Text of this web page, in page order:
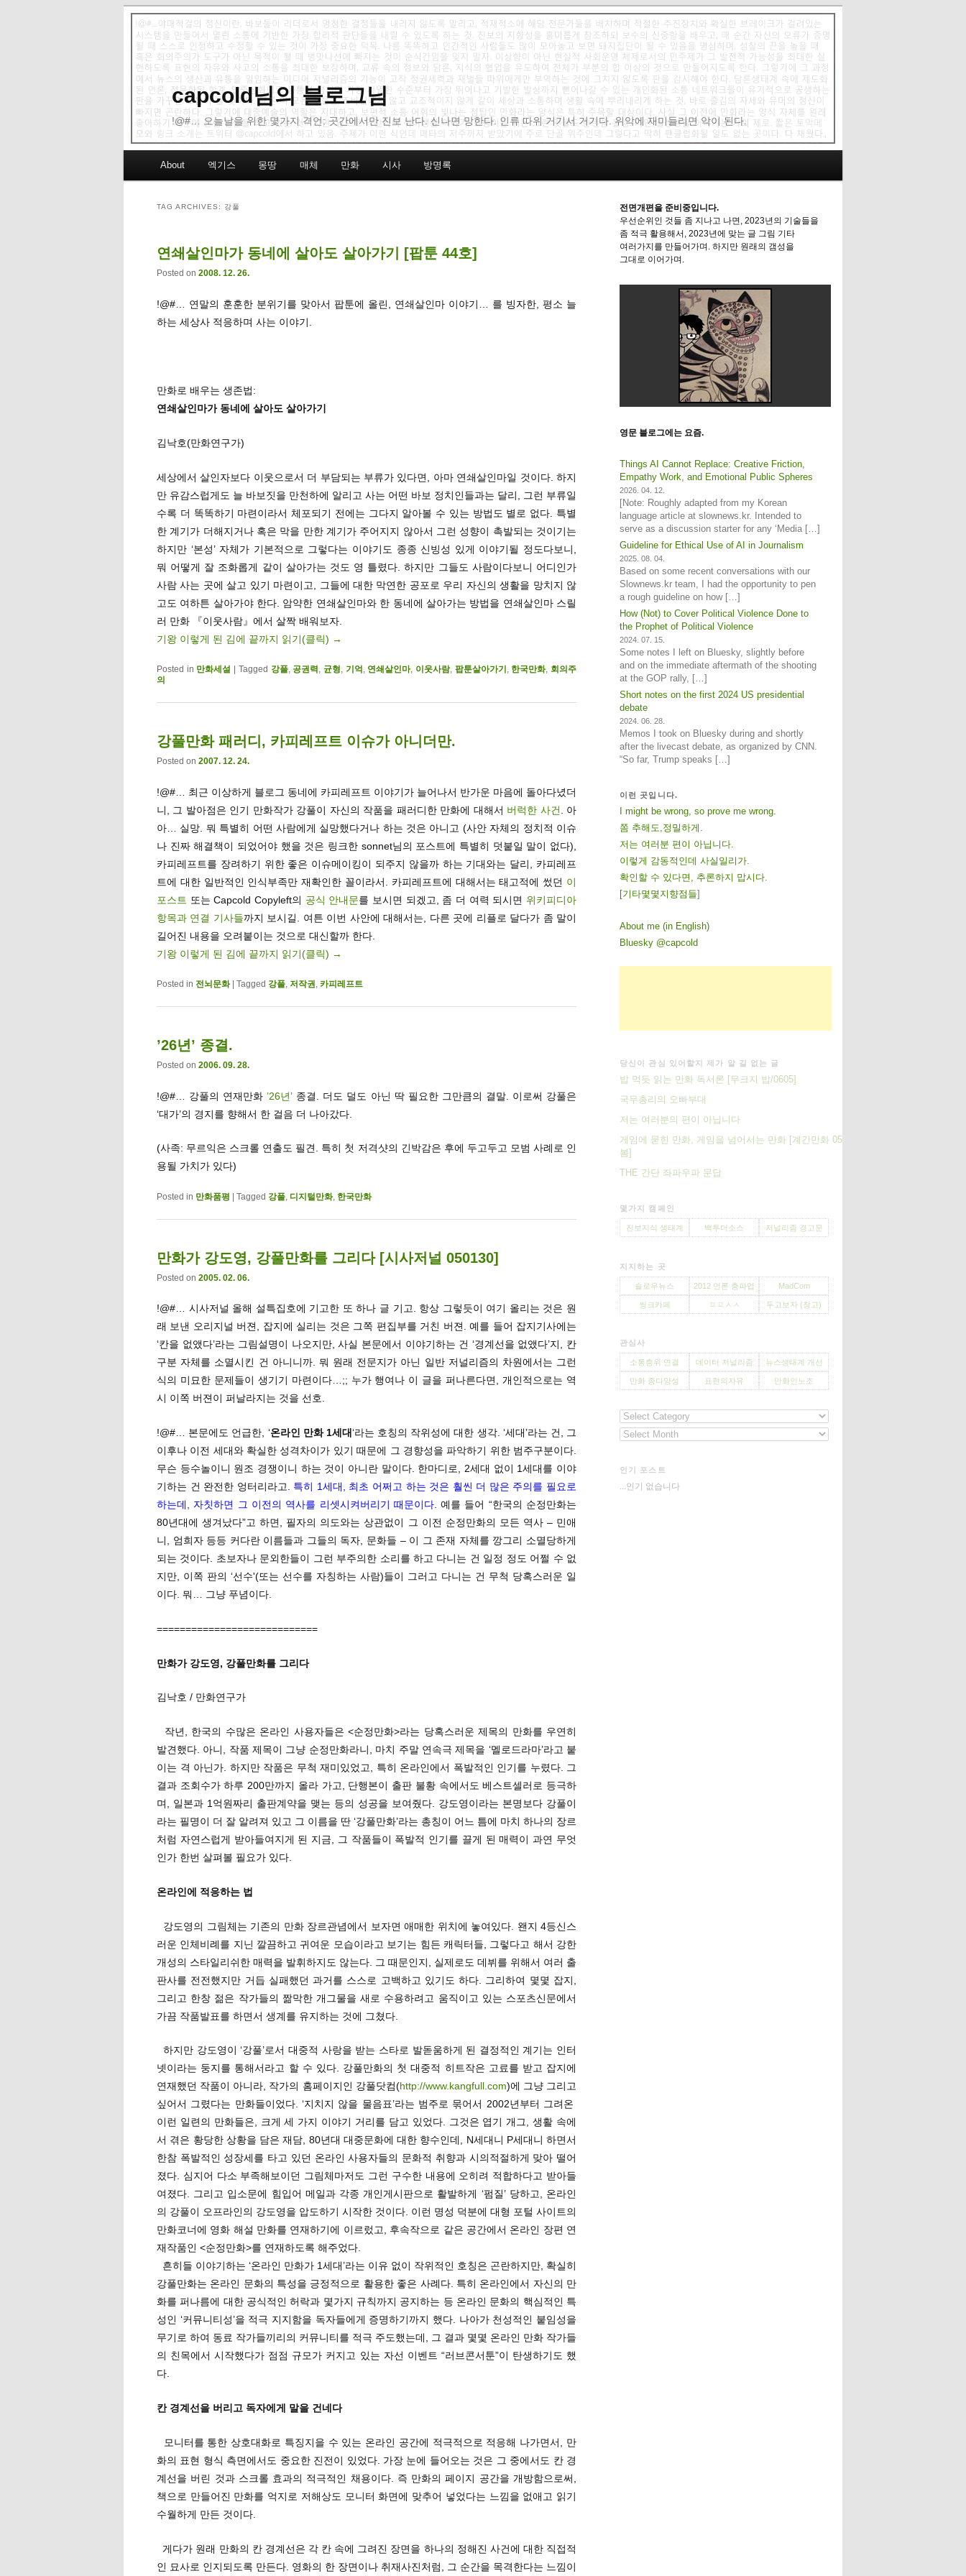
capcold님의 블로그님
!@#… 오늘날을 위한 몇가지 격언: 곳간에서만 진보 난다. 신나면 망한다. 인류 따위 거기서 거기다. 위악에 재미들리면 악이 된다.
Skip to primary content
Skip to secondary content
About 엑기스 몽땅 매체 만화 시사 방명록
TAG ARCHIVES: 강풀
연쇄살인마가 동네에 살아도 살아가기 [팝툰 44호]
Posted on 2008. 12. 26.
!@#… 연말의 훈훈한 분위기를 맞아서 팝툰에 올린, 연쇄살인마 이야기… 를 빙자한, 평소 늘
하는 세상사 적응하며 사는 이야기.
만화로 배우는 생존법:
연쇄살인마가 동네에 살아도 살아가기
김낙호(만화연구가)
세상에서 살인자보다 이웃으로서 더 부담되는 부류가 있다면, 아마 연쇄살인마일 것이다. 하지
만 유감스럽게도 늘 바보짓을 만천하에 알리고 사는 어떤 바보 정치인들과는 달리, 그런 부류일
수록 더 똑똑하기 마련이라서 체포되기 전에는 그다지 알아볼 수 있는 방법도 별로 없다. 특별
한 계기가 더해지거나 혹은 막을 만한 계기가 주어지지 않아서 그런 성향이 촉발되는 것이기는
하지만 ‘본성’ 자체가 기본적으로 그렇다는 이야기도 종종 신빙성 있게 이야기될 정도다보니,
뭐 어떻게 잘 조화롭게 같이 살아가는 것도 영 틀렸다. 하지만 그들도 사람이다보니 어디인가
사람 사는 곳에 살고 있기 마련이고, 그들에 대한 막연한 공포로 우리 자신의 생활을 망치지 않
고도 여하튼 살아가야 한다. 암약한 연쇄살인마와 한 동네에 살아가는 방법을 연쇄살인마 스릴
러 만화 『이웃사람』에서 살짝 배워보자.
기왕 이렇게 된 김에 끝까지 읽기(클릭) →
Posted in 만화세설 Tagged 강풀, 공권력 , 균형, 기억 , 연쇄살인마, 이웃사람, 팝툰살아가기 , 한국만화, 회의주
의
강풀만화 패러디, 카피레프트 이슈가 아니더만.
Posted on 2007. 12. 24.
!@#… 최근 이상하게 블로그 동네에 카피레프트 이야기가 늘어나서 반가운 마음에 돌아다녔더
니, 그 발아점은 인기 만화작가 강풀이 자신의 작품을 패러디한 만화에 대해서 버럭한 사건 . 아
아… 실망. 뭐 특별히 어떤 사람에게 실망했다거나 하는 것은 아니고 (사안 자체의 정치적 이슈
나 진짜 해결책이 되었어야 했을 것은 링크한 sonnet님의 포스트에 특별히 덧붙일 말이 없다),
카피레프트를 장려하기 위한 좋은 이슈메이킹이 되주지 않을까 하는 기대와는 달리, 카피레프
트에 대한 일반적인 인식부족만 재확인한 꼴이라서. 카피레프트에 대해서는 태고적에 썼던 이
포스트 또는 Capcold Copyleft의 공식 안내문를 보시면 되겠고, 좀 더 여력 되시면 위키피디아
항목과 연결 기사들까지 보시길. 여튼 이번 사안에 대해서는, 다른 곳에 리플로 달다가 좀 말이
길어진 내용을 오려붙이는 것으로 대신할까 한다.
기왕 이렇게 된 김에 끝까지 읽기(클릭) →
Posted in 전뇌문화 Tagged 강풀, 저작권, 카피레프트
’26년’ 종결.
Posted on 2006. 09. 28.
!@#… 강풀의 연재만화’26년’ 종결. 더도 덜도 아닌 딱 필요한 그만큼의 결말. 이로써 강풀은
‘대가’의 경지를 향해서 한 걸음 더 나아갔다.
(사족: 무르익은 스크롤 연출도 필견. 특히 첫 저격샷의 긴박감은 후에 두고두고 모범 사례로 인
용될 가치가 있다)
Posted in 만화품평 Tagged 강풀, 디지털만화, 한국만화
만화가 강도영, 강풀만화를 그리다 [시사저널 050130]
Posted on 2005. 02. 06.
!@#… 시사저널 올해 설특집호에 기고한 또 하나 글 기고. 항상 그렇듯이 여기 올리는 것은 원
래 보낸 오리지널 버젼, 잡지에 실리는 것은 그쪽 편집부를 거친 버젼. 예를 들어 잡지기사에는
‘칸을 없앴다’라는 그림설명이 나오지만, 사실 본문에서 이야기하는 건 ‘경계선을 없앴다’지, 칸
구분 자체를 소멸시킨 건 아니니까. 뭐 원래 전문지가 아닌 일반 저널리즘의 차원에서는 그런
식의 미묘한 문제들이 생기기 마련이다…;; 누가 행여나 이 글을 퍼나른다면, 개인적으로는 역
시 이쪽 버젼이 퍼날라지는 것을 선호.
!@#… 본문에도 언급한, ‘온라인 만화 1세대‘라는 호칭의 작위성에 대한 생각. ‘세대’라는 건, 그
이후나 이전 세대와 확실한 성격차이가 있기 때문에 그 경향성을 파악하기 위한 범주구분이다.
무슨 등수놀이니 원조 경쟁이니 하는 것이 아니란 말이다. 한마디로, 2세대 없이 1세대를 이야
기하는 건 완전한 엉터리라고. 특히 1세대, 최초 어쩌고 하는 것은 훨씬 더 많은 주의를 필요로
하는데, 자칫하면 그 이전의 역사를 리셋시켜버리기 때문이다. 예를 들어 “한국의 순정만화는
80년대에 생겨났다”고 하면, 필자의 의도와는 상관없이 그 이전 순정만화의 모든 역사 – 민애
니, 엄희자 등등 커다란 이름들과 그들의 독자, 문화들 – 이 그 존재 자체를 깡그리 소멸당하게
되는 것이다. 초보자나 문외한들이 그런 부주의한 소리를 하고 다니는 건 일정 정도 어쩔 수 없
지만, 이쪽 판의 ‘선수'(또는 선수를 자칭하는 사람)들이 그러고 다니는 건 무척 당혹스러운 일
이다. 뭐… 그냥 푸념이다.
============================
만화가 강도영, 강풀만화를 그리다
김낙호 / 만화연구가
작년, 한국의 수많은 온라인 사용자들은 <순정만화>라는 당혹스러운 제목의 만화를 우연히
발견했다. 아니, 작품 제목이 그냥 순정만화라니, 마치 주말 연속극 제목을 ‘멜로드라마’라고 붙
이는 격 아닌가. 하지만 작품은 무척 재미있었고, 특히 온라인에서 폭발적인 인기를 누렸다. 그
결과 조회수가 하루 200만까지 올라 가고, 단행본이 출판 불황 속에서도 베스트셀러로 등극하
며, 일본과 1억원짜리 출판계약을 맺는 등의 성공을 보여줬다. 강도영이라는 본명보다 강풀이
라는 필명이 더 잘 알려져 있고 그 이름을 딴 ‘강풀만화’라는 총칭이 어느 틈에 마치 하나의 장르
처럼 자연스럽게 받아들여지게 된 지금, 그 작품들이 폭발적 인기를 끌게 된 매력이 과연 무엇
인가 한번 살펴볼 필요가 있다.
온라인에 적응하는 법
강도영의 그림체는 기존의 만화 장르관념에서 보자면 애매한 위치에 놓여있다. 왠지 4등신스
러운 인체비례를 지닌 깔끔하고 귀여운 모습이라고 보기는 힘든 캐릭터들, 그렇다고 해서 강한
개성의 스타일리쉬한 매력을 발휘하지도 않는다. 그 때문인지, 실제로도 데뷔를 위해서 여러 출
판사를 전전했지만 거듭 실패했던 과거를 스스로 고백하고 있기도 하다. 그리하여 몇몇 잡지,
그리고 한창 젊은 작가들의 짦막한 개그물을 새로 수용하려고 움직이고 있는 스포츠신문에서
가끔 작품발표를 하면서 생계를 유지하는 것에 그쳤다.
하지만 강도영이 ‘강풀’로서 대중적 사랑을 받는 스타로 발돋움하게 된 결정적인 계기는 인터
넷이라는 둥지를 통해서라고 할 수 있다. 강풀만화의 첫 대중적 히트작은 고료를 받고 잡지에
연재했던 작품이 아니라, 작가의 홈페이지인 강풀닷컴(http://www.kangfull.com)에 그냥 그리고
싶어서 그렸다는 만화들이었다. ‘지치지 않을 물음표’라는 범주로 묶어서 2002년부터 그려온
이런 일련의 만화들은, 크게 세 가지 이야기 거리를 담고 있었다. 그것은 엽기 개그, 생활 속에
서 겪은 황당한 상황을 담은 재담, 80년대 대중문화에 대한 향수인데, N세대니 P세대니 하면서
한참 폭발적인 성장세를 타고 있던 온라인 사용자들의 문화적 취향과 시의적절하게 맞아 떨어
졌다. 심지어 다소 부족해보이던 그림체마저도 그런 구수한 내용에 오히려 적합하다고 받아들
여졌다. 그리고 입소문에 힘입어 메일과 각종 개인게시판으로 활발하게 ‘펌질’ 당하고, 온라인
의 강풀이 오프라인의 강도영을 압도하기 시작한 것이다. 이런 명성 덕분에 대형 포털 사이트의
만화코너에 영화 해설 만화를 연재하기에 이르렀고, 후속작으로 같은 공간에서 온라인 장편 연
재작품인 <순정만화>를 연재하도록 해주었다.
흔히들 이야기하는 ‘온라인 만화가 1세대’라는 이유 없이 작위적인 호칭은 곤란하지만, 확실히
강풀만화는 온라인 문화의 특성을 긍정적으로 활용한 좋은 사례다. 특히 온라인에서 자신의 만
화를 퍼나름에 대한 공식적인 허락과 몇가지 규칙까지 공지하는 등 온라인 문화의 핵심적인 특
성인 ‘커뮤니티성’을 적극 지지함을 독자들에게 증명하기까지 했다. 나아가 천성적인 붙임성을
무기로 하여 동료 작가들끼리의 커뮤니티를 적극 주도했는데, 그 결과 몇몇 온라인 만화 작가들
의 친목에서 시작했다가 점점 규모가 커지고 있는 자선 이벤트 “러브콘서툰”이 탄생하기도 했
다.
칸 경계선을 버리고 독자에게 말을 건네다
모니터를 통한 상호대화로 특징지을 수 있는 온라인 공간에 적극적으로 적응해 나가면서, 만
화의 표현 형식 측면에서도 중요한 진전이 있었다. 가장 눈에 들어오는 것은 그 중에서도 칸 경
계선을 버린 것과 스크롤 효과의 적극적인 채용이다. 즉 만화의 페이지 공간을 개방함으로써,
책으로 만들어진 만화를 억지로 저해상도 모니터 화면에 맞추어 넣었다는 느낌을 없애고 읽기
수월하게 만든 것이다.
게다가 원래 만화의 칸 경계선은 각 칸 속에 그려진 장면을 하나의 정해진 사건에 대한 직접적
인 묘사로 인지되도록 만든다. 영화의 한 장면이나 취재사진처럼, 그 순간을 목격한다는 느낌이
전면개편을 준비중입니다.
우선순위인 것들 좀 지나고 나면, 2023년의 기술들을
좀 적극 활용해서, 2023년에 맞는 글 그림 기타
여러가지를 만들어가며. 하지만 원래의 갬성을
그대로 이어가며.
영문 블로그에는 요즘.
Things AI Cannot Replace: Creative Friction,
Empathy Work, and Emotional Public Spheres
2026. 04. 12.
[Note: Roughly adapted from my Korean
language article at slownews.kr. Intended to
serve as a discussion starter for any ‘Media […]
Guideline for Ethical Use of AI in Journalism
2025. 08. 04.
Based on some recent conversations with our
Slownews.kr team, I had the opportunity to pen
a rough guideline on how […]
How (Not) to Cover Political Violence Done to
the Prophet of Political Violence
2024. 07. 15.
Some notes I left on Bluesky, slightly before
and on the immediate aftermath of the shooting
at the GOP rally, […]
Short notes on the first 2024 US presidential
debate
2024. 06. 28.
Memos I took on Bluesky during and shortly
after the livecast debate, as organized by CNN.
“So far, Trump speaks […]
이런 곳입니다.
I might be wrong, so prove me wrong.
쫌 추해도,정밀하게.
저는 여러분 편이 아닙니다.
이렇게 감동적인데 사실일리가.
확인할 수 있다면, 추론하지 맙시다.
[기 타몇 몇 지 향점 들]
About me (in English)
Bluesky @capcold
당신이 관심 있어할지 제가 알 길 없는 글
밥 먹듯 읽는 만화 독서론 [무크지 밥/0605]
국무총리의 오빠부대
저는 여러분의 편이 아닙니다
게임에 묻힌 만화, 게임을 넘어서는 만화 [계간만화 05
봄]
THE 간단 좌파우파 문답
몇가지 캠페인
진보지식 생태계 백투더소스 저널리즘 경고문
지지하는 곳
슬로우뉴스 2012 언론 총파업 MadCom
씽크카페 ㅍㅍㅅㅅ 두고보자 (창고)
관심사
소통층위 연결 데이터 저널리즘 뉴스생태계 개선
만화 종다양성 표현의자유 만화인노조
인기 포스트
...인기 없습니다